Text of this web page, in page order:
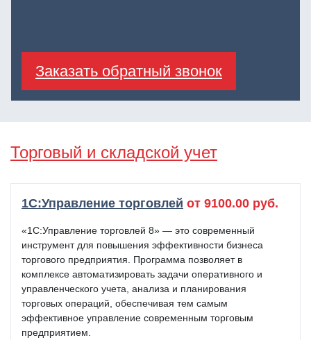
Заказать обратный звонок
Торговый и складской учет
1C:Управление торговлей от 9100.00 руб.
«1С:Управление торговлей 8» — это современный
инструмент для повышения эффективности бизнеса
торгового предприятия. Программа позволяет в
комплексе автоматизировать задачи оперативного и
управленческого учета, анализа и планирования
торговых операций, обеспечивая тем самым
эффективное управление современным торговым
предприятием.